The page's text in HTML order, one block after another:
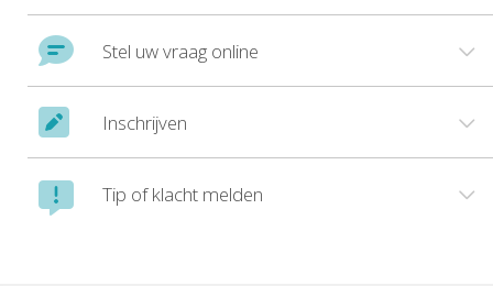
Stel uw vraag online
Inschrijven
Tip of klacht melden